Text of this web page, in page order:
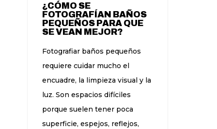
¿CÓMO SE
FOTOGRAFÍAN BAÑOS
PEQUEÑOS PARA QUE
SE VEAN MEJOR?
Fotografiar baños pequeños
requiere cuidar mucho el
encuadre, la limpieza visual y la
luz. Son espacios difíciles
porque suelen tener poca
superficie, espejos, reflejos,